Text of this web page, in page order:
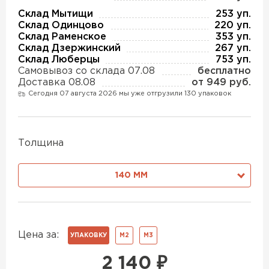
Склад Мытищи
253 уп.
Склад Одинцово
220 уп.
Склад Раменское
353 уп.
Склад Дзержинский
267 уп.
Склад Люберцы
753 уп.
Самовывоз со склада 07.08
бесплатно
Доставка 08.08
от 949 руб.
Сегодня 07 августа 2026 мы уже отгрузили 130 упаковок
Толщина
140 ММ
Цена за: УПАКОВКУ М2 М3
2 140 ₽
Утеплитель Ruspanel
ПЕРЕЙТИ
Утеплитель Юматекс
Утеплитель Теплекс
Утеплитель Дирок